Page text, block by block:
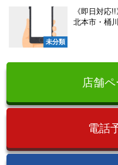
未分類
《即日対応
北本市・桶川
店舗
電話